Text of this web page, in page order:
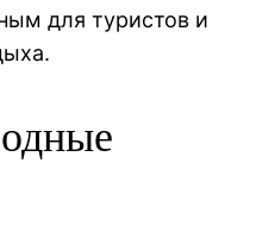
для туристов и